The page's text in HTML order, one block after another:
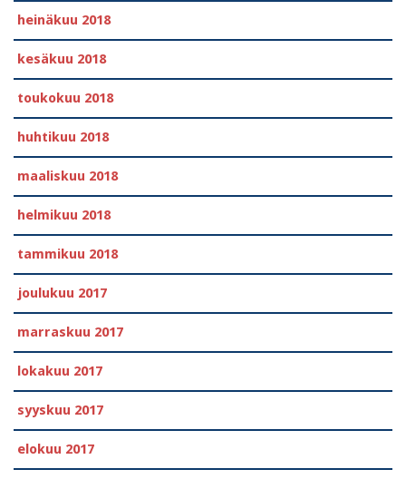
heinäkuu 2018
kesäkuu 2018
toukokuu 2018
huhtikuu 2018
maaliskuu 2018
helmikuu 2018
tammikuu 2018
joulukuu 2017
marraskuu 2017
lokakuu 2017
syyskuu 2017
elokuu 2017